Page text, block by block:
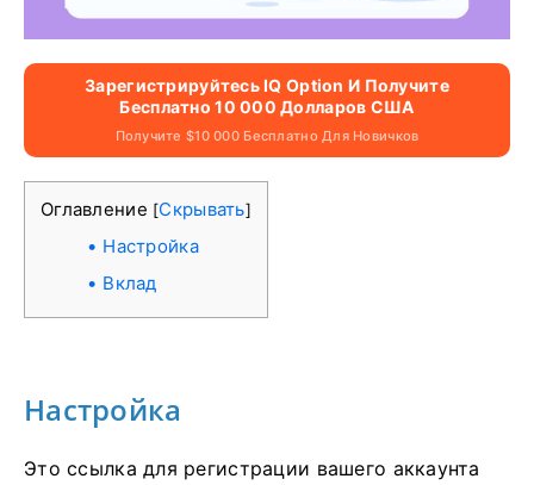
Зарегистрируйтесь IQ Option И Получите
Бесплатно 10 000 Долларов США
Получите $10 000 Бесплатно Для Новичков
Оглавление [Скрывать]
Настройка
Вклад
Настройка
Это ссылка для регистрации вашего аккаунта